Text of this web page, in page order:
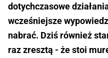
dotychczasowe
wcześniejsze
nabrać. Dziś również
raz zresztą - że stoi